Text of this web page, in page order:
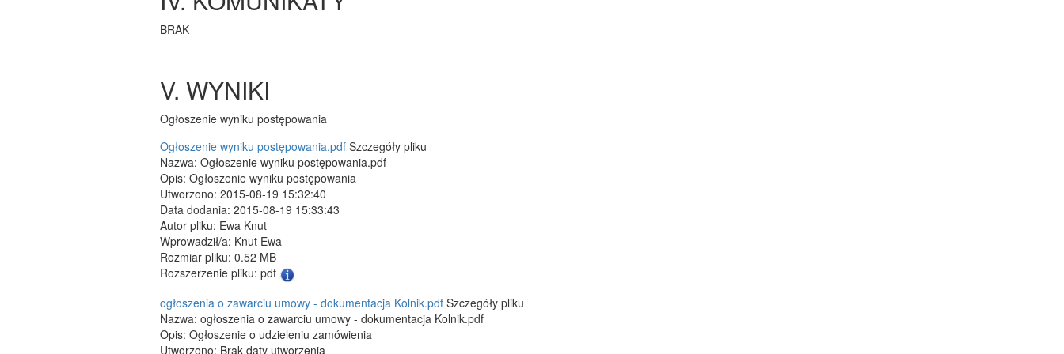
BRAK
V. WYNIKI
Ogłoszenie wyniku postępowania
Ogłoszenie wyniku postępowania.pdf Szczegóły pliku
Nazwa: Ogłoszenie wyniku postępowania.pdf
Opis: Ogłoszenie wyniku postępowania
Utworzono: 2015-08-19 15:32:40
Data dodania: 2015-08-19 15:33:43
Autor pliku: Ewa Knut
Wprowadził/a: Knut Ewa
Rozmiar pliku: 0.52 MB
Rozszerzenie pliku: pdf
ogłoszenia o zawarciu umowy - dokumentacja Kolnik.pdf Szczegóły pliku
Nazwa: ogłoszenia o zawarciu umowy - dokumentacja Kolnik.pdf
Opis: Ogłoszenie o udzieleniu zamówienia
Utworzono: Brak daty utworzenia